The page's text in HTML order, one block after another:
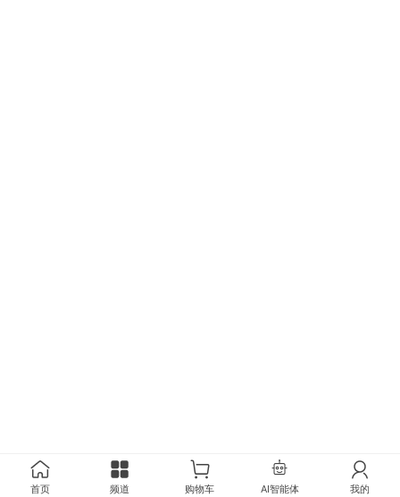
首页 频道 购物车 AI智能体 我的